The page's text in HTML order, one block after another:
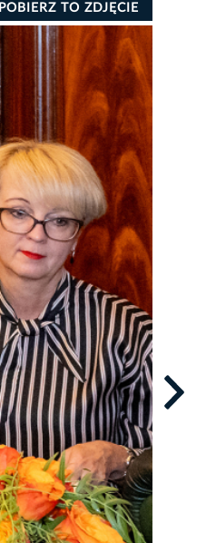
POBIERZ TO ZDJĘCIE